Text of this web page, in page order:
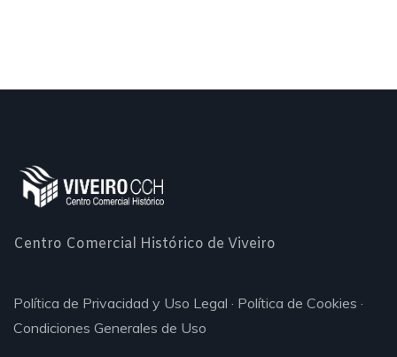
Centro Comercial Histórico de Viveiro
Política de Privacidad y Uso Legal · Política de Cookies ·
Condiciones Generales de Uso